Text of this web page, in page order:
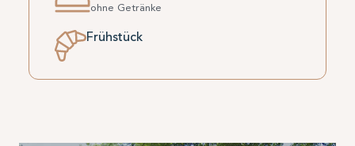
ohne Getränke
Frühstück